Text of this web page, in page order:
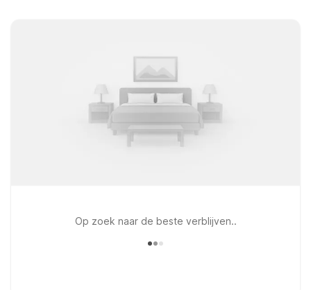
Op zoek naar de beste verblijven..